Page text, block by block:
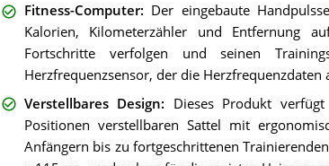
Fitness-Computer: Der eingebaute
Kalorien, Kilometerzähler und Entfernung
Fortschritte verfolgen und seinen
Herzfrequenzsensor, der die
Verstellbares Design: Dieses Produkt
Positionen verstellbaren Sattel mit
Anfängern bis zu fortgeschrittenen